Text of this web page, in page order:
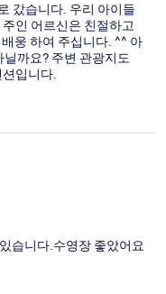
갔습니다. 우리 아이들
인 어르신은 친절하고
웅 하여 주십니다. ^^ 아
까요? 주변 관광지도
입니다.
습니다.수영장 좋았어요